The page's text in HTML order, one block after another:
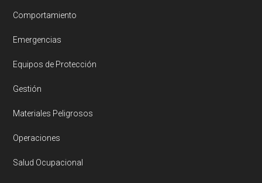
Comportamiento
Emergencias
Equipos de Protección
Gestión
Materiales Peligrosos
Operaciones
Salud Ocupacional